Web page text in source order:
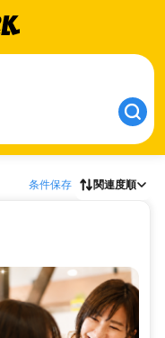
条件保存 関連度順